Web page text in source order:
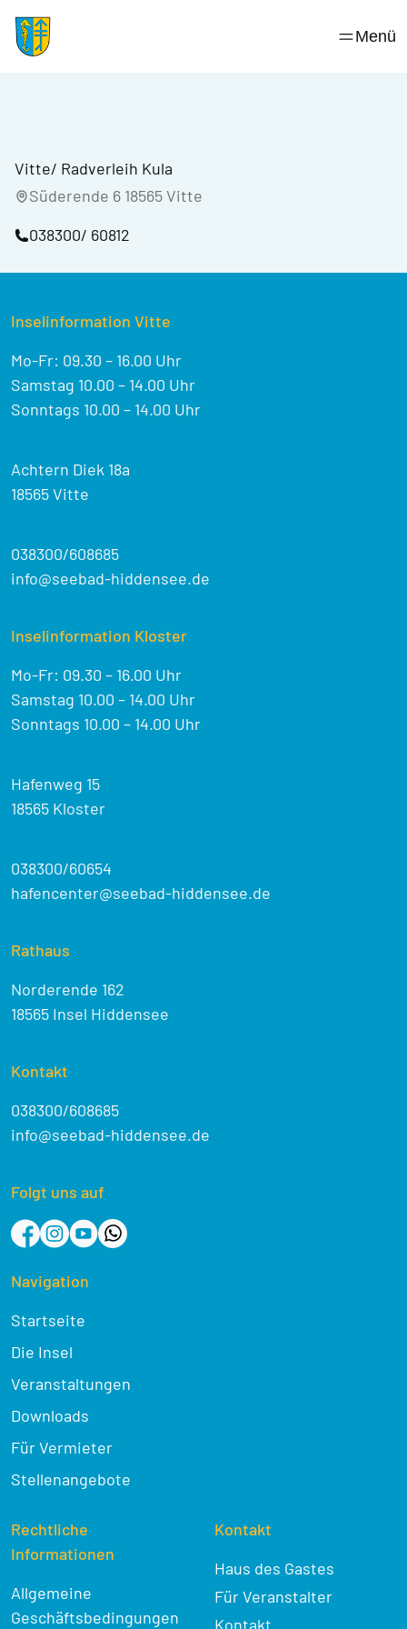
content
Menü
Vitte/ Radverleih Kula
Süderende 6 18565 Vitte
038300/ 60812
Inselinformation Vitte
Mo-Fr: 09.30 – 16.00 Uhr
Samstag 10.00 – 14.00 Uhr
Sonntags 10.00 – 14.00 Uhr
Achtern Diek 18a
18565 Vitte
038300/608685
info@seebad-hiddensee.de
Inselinformation Kloster
Mo-Fr: 09.30 – 16.00 Uhr
Samstag 10.00 – 14.00 Uhr
Sonntags 10.00 – 14.00 Uhr
Hafenweg 15
18565 Kloster
038300/60654
hafencenter@seebad-hiddensee.de
Rathaus
Norderende 162
18565 Insel Hiddensee
Kontakt
038300/608685
info@seebad-hiddensee.de
Folgt uns auf
Navigation
Startseite
Die Insel
Veranstaltungen
Downloads
Für Vermieter
Stellenangebote
Rechtliche
Informationen
Allgemeine
Geschäftsbedingungen
Kontakt
Haus des Gastes
Für Veranstalter
Kontakt